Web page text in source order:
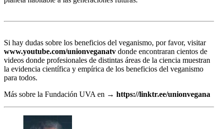
Si hay dudas sobre los beneficios del veganismo, por favor, visitar
www.youtube.com/unionveganatv donde encontraran cientos de
videos donde profesionales de distintas áreas de la ciencia muestran
la evidencia científica y empírica de los beneficios del veganismo
para todos.
Más sobre la Fundación UVA en → https://linktr.ee/unionvegana